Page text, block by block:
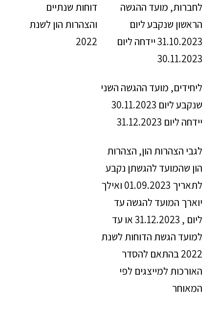
לחברות, מועד ההגשה
הראשון שנקבע ליום
31.10.2023 יידחה ליום
30.11.2023
ליחידים, מועד ההגשה השני
שנקבע ליום 30.11.2023
יידחה ליום 31.12.2023
לגבי הצהרות הון, הצהרות
הון שהמועד להגשתן נקבע
לתאריך 01.09.2023 ואילך
יוארך המועד להגשה עד
ליום , 31.12.2023 או עד
למועד הגשת הדוחות לשנת
2022 בהתאם להסדר
האורכות למייצגים לפי
המאוחר
דוחות שנתיים
והצהרות הון לשנת
2022